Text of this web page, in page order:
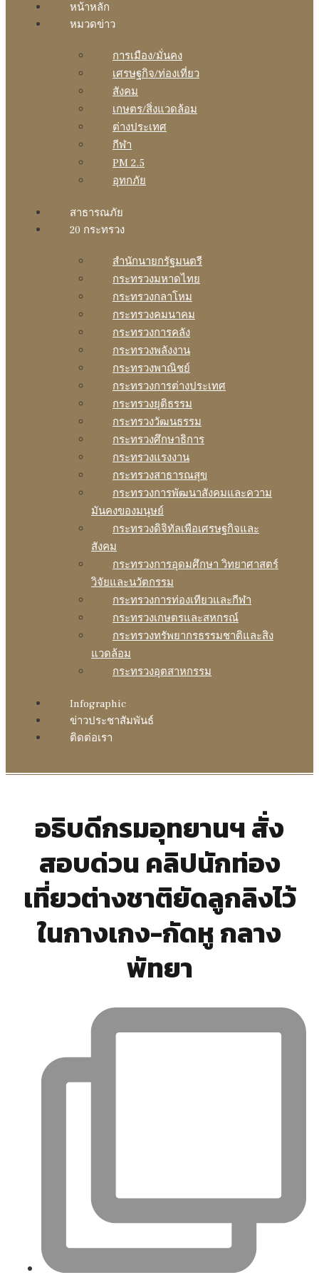
หน้าหลัก
หมวดข่าว
การเมือง/มั่นคง
เศรษฐกิจ/ท่องเที่ยว
สังคม
เกษตร/สิ่งแวดล้อม
ต่างประเทศ
กีฬา
PM 2.5
อุทกภัย
สาธารณภัย
20 กระทรวง
สํานักนายกรัฐมนตรี
กระทรวงมหาดไทย
กระทรวงกลาโหม
กระทรวงคมนาคม
กระทรวงการคลัง
กระทรวงพลังงาน
กระทรวงพาณิชย์
กระทรวงการต่างประเทศ
กระทรวงยุติธรรม
กระทรวงวัฒนธรรม
กระทรวงศึกษาธิการ
กระทรวงแรงงาน
กระทรวงสาธารณสุข
กระทรวงการพัฒนาสังคมและความ
มันคงของมนุษย์
กระทรวงดิจิทัลเพือเศรษฐกิจและ
สังคม
กระทรวงการอุดมศึกษา วิทยาศาสตร์
วิจัยและนวัตกรรม
กระทรวงการท่องเทียวและกีฬา
กระทรวงเกษตรและสหกรณ์
กระทรวงทรัพยากรธรรมชาติและสิง
แวดล้อม
กระทรวงอุตสาหกรรม
Infographic
ข่าวประชาสัมพันธ์
ติดต่อเรา
อธิบดีกรมอุทยานฯ สั่ง
สอบด่วน คลิปนักท่อง
เที่ยวต่างชาติยัดลูกลิงไว้
ในกางเกง-กัดหู กลาง
พัทยา